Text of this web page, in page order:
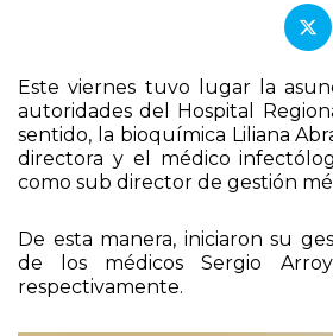
Este viernes tuvo lugar la
autoridades del Hospital
sentido, la bioquímica Liliana
directora y el médico
como sub director de gestión
De esta manera, iniciaron su
de los médicos Sergio
respectivamente.